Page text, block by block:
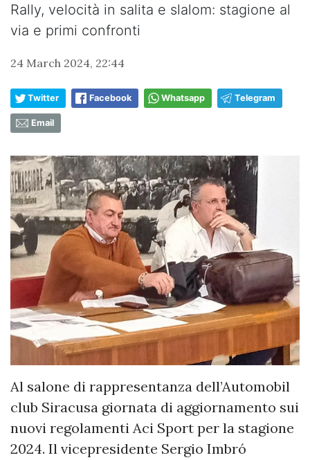
Rally, velocità in salita e slalom: stagione al
via e primi confronti
24 March 2024, 22:44
Twitter Facebook Whatsapp Telegram
Email
Al salone di rappresentanza dell’Automobil
club Siracusa giornata di aggiornamento sui
nuovi regolamenti Aci Sport per la stagione
2024. Il vicepresidente Sergio Imbró